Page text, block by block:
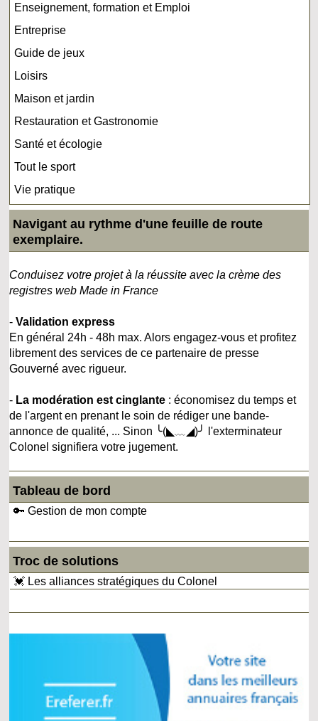
Enseignement, formation et Emploi
Entreprise
Guide de jeux
Loisirs
Maison et jardin
Restauration et Gastronomie
Santé et écologie
Tout le sport
Vie pratique
Navigant au rythme d'une feuille de route
exemplaire.
Conduisez votre projet à la réussite avec la crème des
registres web Made in France
-Validation express
En général 24h - 48h max. Alors engagez-vous et profitez
librement des services de ce partenaire de presse
Gouverné avec rigueur.
- La modération est cinglante : économisez du temps et
de l'argent en prenant le soin de rédiger une bande-
annonce de qualité, ... Sinon ╰(◣﹏◢)╯ l'exterminateur
Colonel signifiera votre jugement.
Tableau de bord
🔑 Gestion de mon compte
Troc de solutions
💓 Les alliances stratégiques du Colonel